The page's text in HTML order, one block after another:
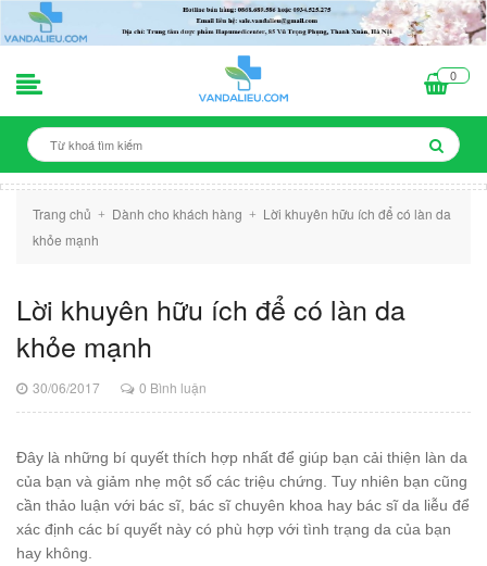
0
Trang chủ + Dành cho khách hàng +
Lời khuyên hữu ích để có làn da
khỏe mạnh
Lời khuyên hữu ích để có làn da
khỏe mạnh
30/06/2017 0 Bình luận
Đây là những bí quyết thích hợp nhất để giúp bạn cải thiện làn da
của bạn và giảm nhẹ một số các triệu chứng. Tuy nhiên bạn cũng
cần thảo luận với bác sĩ, bác sĩ chuyên khoa hay bác sĩ da liễu để
xác định các bí quyết này có phù hợp với tình trạng da của bạn
hay không.